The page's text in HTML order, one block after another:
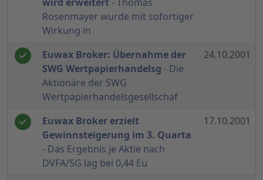
Rosenmayer wurde mit sofortiger
Wirkung in
Euwax Broker: Übernahme der
SWG Wertpapierhandelsg - Die
Aktionäre der SWG
Wertpapierhandelsgesellschaf
24.10.2001
Euwax Broker erzielt
Gewinnsteigerung im 3. Quarta
- Das Ergebnis je Aktie nach
DVFA/SG lag bei 0,44 Eu
17.10.2001